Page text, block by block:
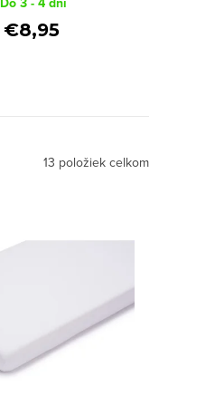
Dream 120x60
White
€8,95
13 položiek celkom